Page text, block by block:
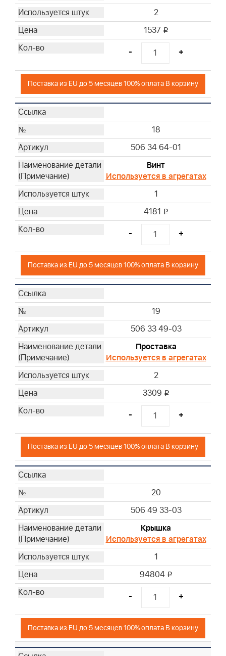
2
1537 i
- +
Поставка из EU до 5 месяцев 100% оплата В корзину
18
506 34 64-01
Винт
Используется в агрегатах
1
4181 i
- +
Поставка из EU до 5 месяцев 100% оплата В корзину
19
506 33 49-03
Проставка
Используется в агрегатах
2
3309 i
- +
Поставка из EU до 5 месяцев 100% оплата В корзину
20
506 49 33-03
Крышка
Используется в агрегатах
1
94804 i
- +
Поставка из EU до 5 месяцев 100% оплата В корзину